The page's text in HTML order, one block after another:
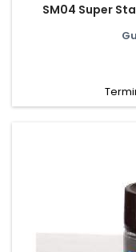
SM04 Super